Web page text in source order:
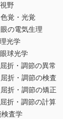
野
・光覚
電気生理
光学
球光学
・調節の異常
・調節の検査
・調節の矯正
・調節の計算
検査学